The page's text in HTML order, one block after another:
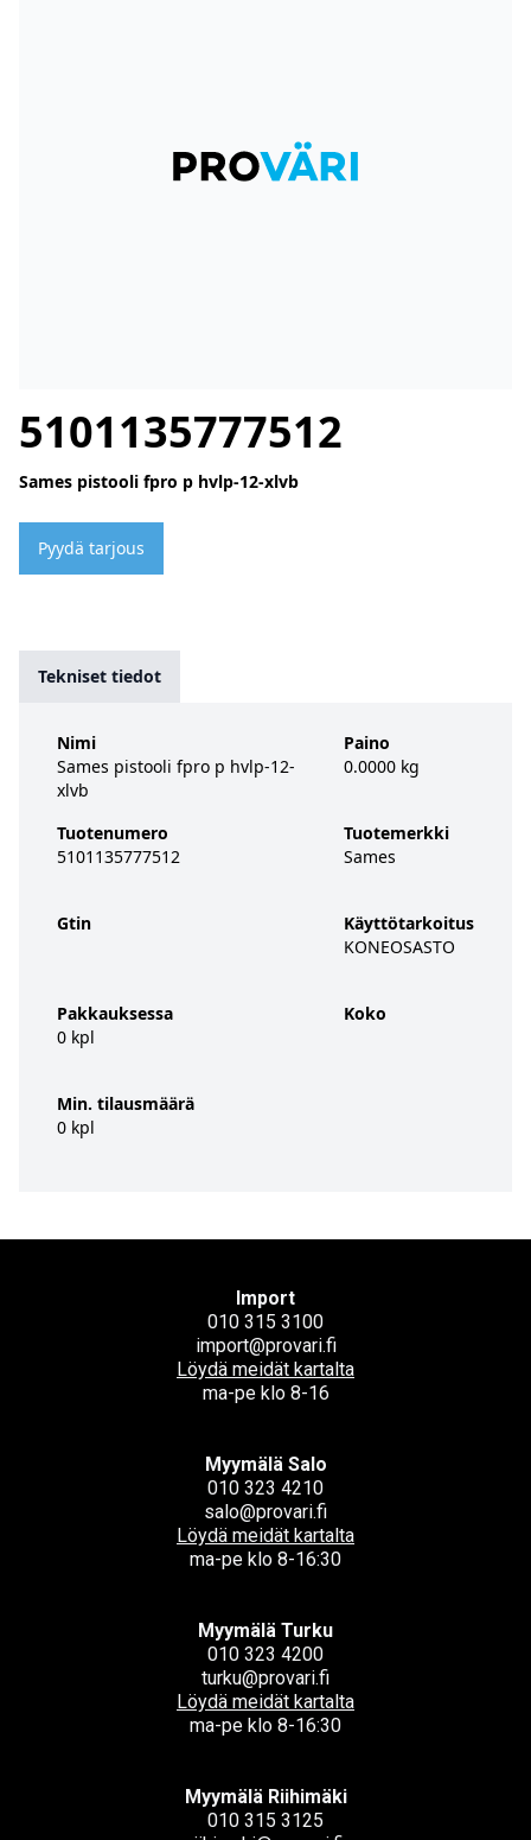
5101135777512
Sames pistooli fpro p hvlp-12-xlvb
Pyydä tarjous
Tekniset tiedot
Nimi
Sames pistooli fpro p hvlp-12-
xlvb
Tuotenumero
5101135777512
Gtin
Pakkauksessa
0 kpl
Min. tilausmäärä
0 kpl
Paino
0.0000 kg
Tuotemerkki
Sames
Käyttötarkoitus
KONEOSASTO
Koko
Import
010 315 3100
import@provari.fi
Löydä meidät kartalta
ma-pe klo 8-16
Myymälä Salo
010 323 4210
salo@provari.fi
Löydä meidät kartalta
ma-pe klo 8-16:30
Myymälä Turku
010 323 4200
turku@provari.fi
Löydä meidät kartalta
ma-pe klo 8-16:30
Myymälä Riihimäki
010 315 3125